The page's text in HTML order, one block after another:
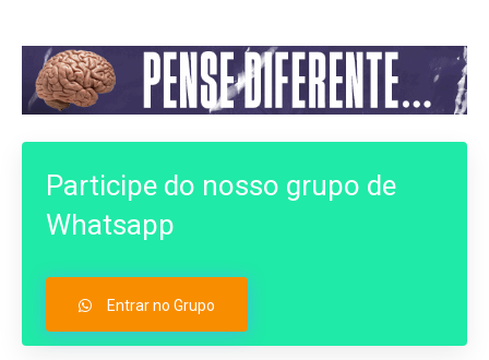
Participe do nosso grupo de
Whatsapp
Entrar no Grupo